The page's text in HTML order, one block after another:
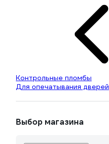
Контрольные пломбы
Для опечатывания дверей
Выбор магазина